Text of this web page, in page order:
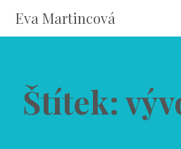
Eva Martincová
Štítek: